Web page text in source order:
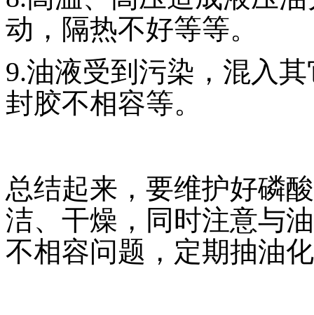
动，隔热不好等等。
9.油液受到污染，混入
封胶不相容等。
总结起来，要维护好磷
洁、干燥，同时注意与
不相容问题，定期抽油